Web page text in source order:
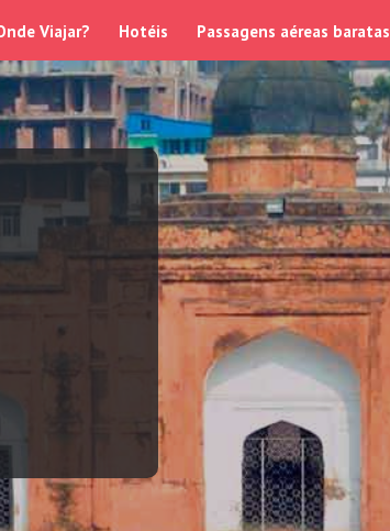
Viajar? Hotéis Passagens aéreas baratas